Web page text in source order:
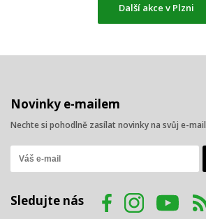
Další akce v Plzni
Novinky e-mailem
Nechte si pohodlně zasílat novinky na svůj e-mail
Sledujte nás